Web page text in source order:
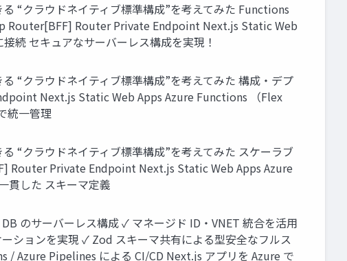
“クラウドネイティブ標準構成”を考えてみた Functions
Router[BFF] Router Private Endpoint Next.js Static Web
続 セキュアなサーバーレス構成を実現！
“クラウドネイティブ標準構成”を考えてみた 構成・デプ
Next.js Static Web Apps Azure Functions （Flex
統一管理
“クラウドネイティブ標準構成”を考えてみた スケーラブ
Router Private Endpoint Next.js Static Web Apps Azure
した スキーマ定義
のサーバーレス構成 ✓ マネージド ID・VNET 統合を活用
ションを実現 ✓ Zod スキーマ共有による型安全なフルス
/ Azure Pipelines による CI/CD Next.js アプリを Azure で